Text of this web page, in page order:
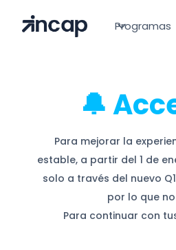
Programas
🔔
Para mejorar la
estable, a partir del 1 de
solo a través del nuevo
por lo que
Para continuar con